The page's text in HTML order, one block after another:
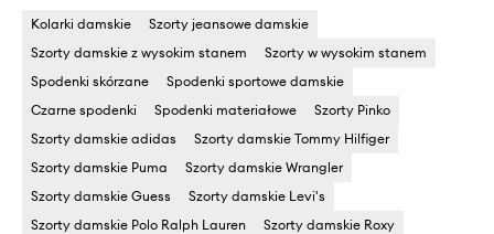
Kolarki damskie
Szorty jeansowe damskie
Szorty damskie z wysokim stanem
Szorty w wysokim stanem
Spodenki skórzane
Spodenki sportowe damskie
Czarne spodenki
Spodenki materiałowe
Szorty Pinko
Szorty damskie adidas
Szorty damskie Tommy Hilfiger
Szorty damskie Puma
Szorty damskie Wrangler
Szorty damskie Guess
Szorty damskie Levi's
Szorty damskie Polo Ralph Lauren
Szorty damskie Roxy